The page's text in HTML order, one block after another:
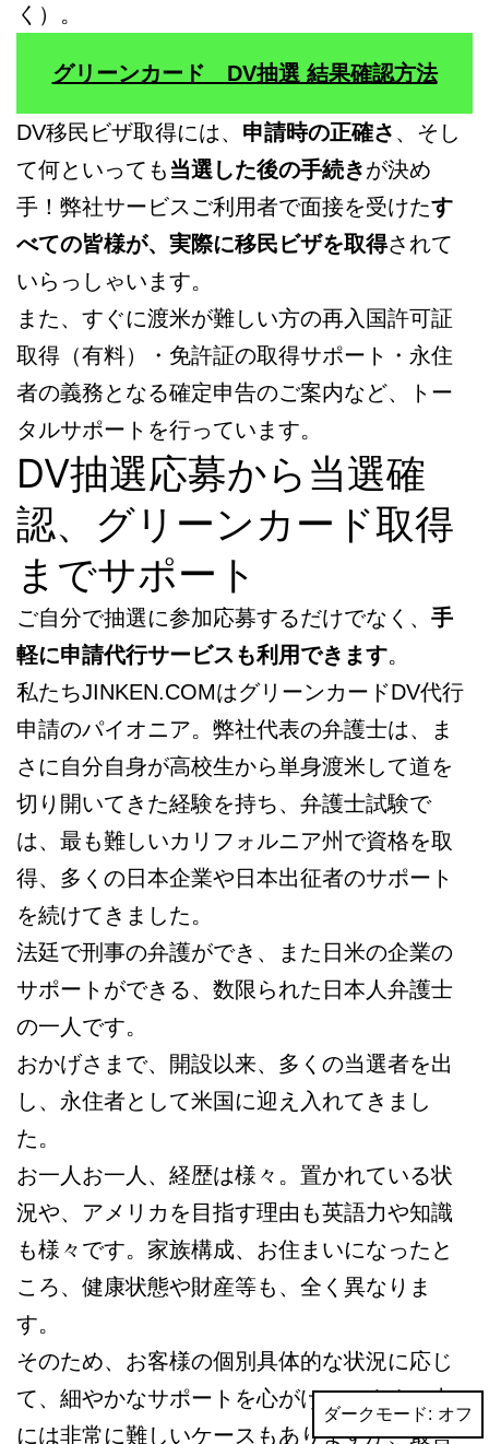
く）。
グリーンカード DV抽選 結果確認方法
DV移民ビザ取得には、 申請時の正確さ 、そし
て何といっても 当選した後の手続きが決め
手！弊社サービスご利用者で面接を受けたす
べての皆様が、実際に移民ビザを取得されて
いらっしゃいます。
また、すぐに渡米が難しい方の再入国許可証
取得（有料）・免許証の取得サポート・永住
者の義務となる確定申告のご案内など、トー
タルサポートを行っています。
DV抽選応募から当選確
認、グリーンカード取得
までサポート
ご自分で抽選に参加応募するだけでなく、 手
軽に申請代行サービスも利用できます。
私たちJINKEN.COMはグリーンカードDV代行
申請のパイオニア。弊社代表の弁護士は、ま
さに自分自身が高校生から単身渡米して道を
切り開いてきた経験を持ち、弁護士試験で
は、最も難しいカリフォルニア州で資格を取
得、多くの日本企業や日本出征者のサポート
を続けてきました。
法廷で刑事の弁護ができ、また日米の企業の
サポートができる、数限られた日本人弁護士
の一人です。
おかげさまで、開設以来、多くの当選者を出
し、永住者として米国に迎え入れてきまし
た。
お一人お一人、経歴は様々。置かれている状
況や、アメリカを目指す理由も英語力や知識
も様々です。家族構成、お住まいになったと
ころ、健康状態や財産等も、全く異なりま
す。
そのため、お客様の個別具体的な状況に応じ
て、細やかなサポートを心がけています。中
には非常に難しいケースもありますが、最善
ダークモード: